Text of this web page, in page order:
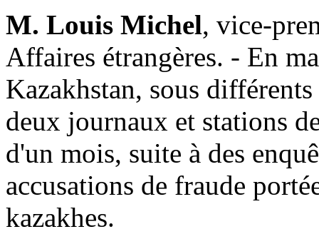
M. Louis Michel, vice-
Affaires étrangères. - En
Kazakhstan, sous
deux journaux et stations
d'un mois, suite à des
accusations de fraude
kazakhes.